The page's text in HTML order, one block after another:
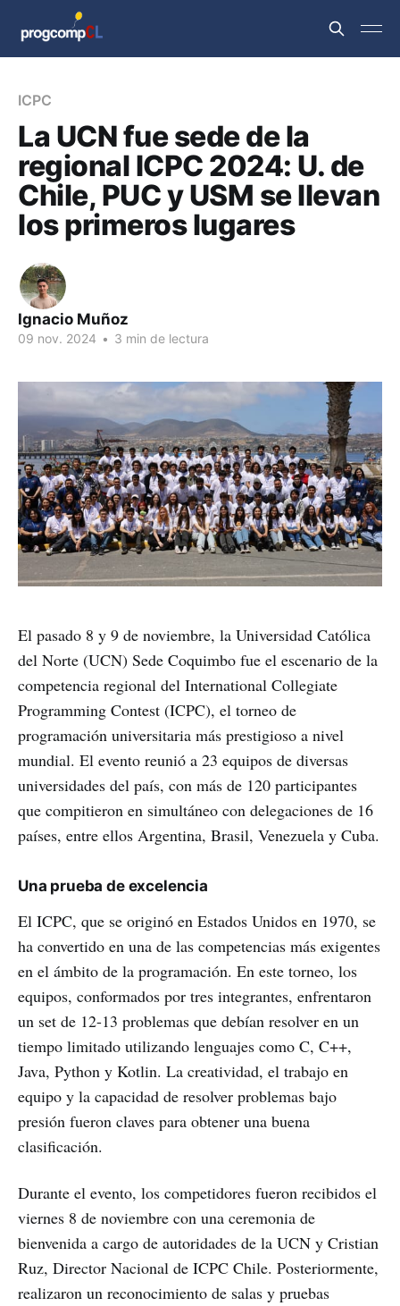
ICPC
La UCN fue sede de la
regional ICPC 2024: U. de
Chile, PUC y USM se llevan
los primeros lugares
Ignacio Muñoz
09 nov. 2024 • 3 min de lectura
El pasado 8 y 9 de noviembre, la Universidad Católica
del Norte (UCN) Sede Coquimbo fue el escenario de la
competencia regional del International Collegiate
Programming Contest (ICPC), el torneo de
programación universitaria más prestigioso a nivel
mundial. El evento reunió a 23 equipos de diversas
universidades del país, con más de 120 participantes
que compitieron en simultáneo con delegaciones de 16
países, entre ellos Argentina, Brasil, Venezuela y Cuba.
Una prueba de excelencia
El ICPC, que se originó en Estados Unidos en 1970, se
ha convertido en una de las competencias más exigentes
en el ámbito de la programación. En este torneo, los
equipos, conformados por tres integrantes, enfrentaron
un set de 12-13 problemas que debían resolver en un
tiempo limitado utilizando lenguajes como C, C++,
Java, Python y Kotlin. La creatividad, el trabajo en
equipo y la capacidad de resolver problemas bajo
presión fueron claves para obtener una buena
clasificación.
Durante el evento, los competidores fueron recibidos el
viernes 8 de noviembre con una ceremonia de
bienvenida a cargo de autoridades de la UCN y Cristian
Ruz, Director Nacional de ICPC Chile. Posteriormente,
realizaron un reconocimiento de salas y pruebas